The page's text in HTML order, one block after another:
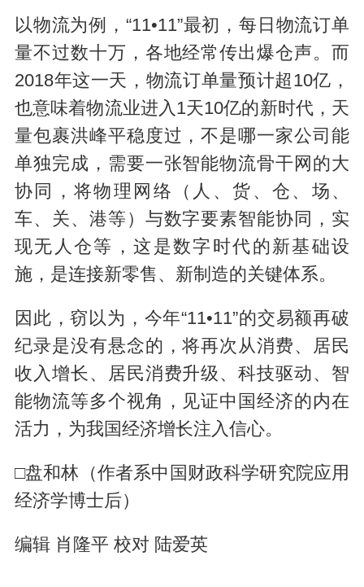
以物流为例，“11•11”最初，每日物流订单
量不过数十万，各地经常传出爆仓声。而
2018年这一天，物流订单量预计超10亿，
也意味着物流业进入1天10亿的新时代，天
量包裹洪峰平稳度过，不是哪一家公司能
单独完成，需要一张智能物流骨干网的大
协同，将物理网络（人、货、仓、场、
车、关、港等）与数字要素智能协同，实
现无人仓等，这是数字时代的新基础设
施，是连接新零售、新制造的关键体系。
因此，窃以为，今年“11•11”的交易额再破
纪录是没有悬念的，将再次从消费、居民
收入增长、居民消费升级、科技驱动、智
能物流等多个视角，见证中国经济的内在
活力，为我国经济增长注入信心。
□盘和林（作者系中国财政科学研究院应用
经济学博士后）
编辑 肖隆平 校对 陆爱英